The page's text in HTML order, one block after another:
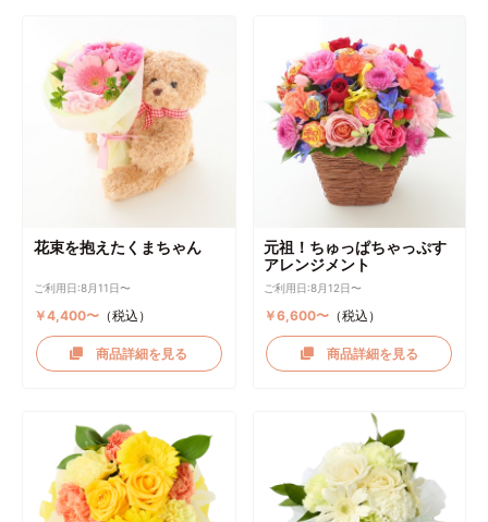
花束を抱えたくまちゃん
ご利用日:8月11日〜
￥4,400〜（税込）
商品詳細を見る
元祖！ちゅっぱちゃっぷす
アレンジメント
ご利用日:8月12日〜
￥6,600〜 （税込）
商品詳細を見る